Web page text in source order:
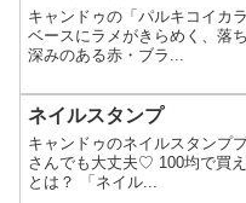
キャンドゥの「パルキコイカ
ベースにラメがきらめく、落
深みのある赤・ブラ...
ネイルスタンプ
キャンドゥのネイルスタンプ
さんでも大丈夫♡ 100均で買
とは？ 「ネイル...